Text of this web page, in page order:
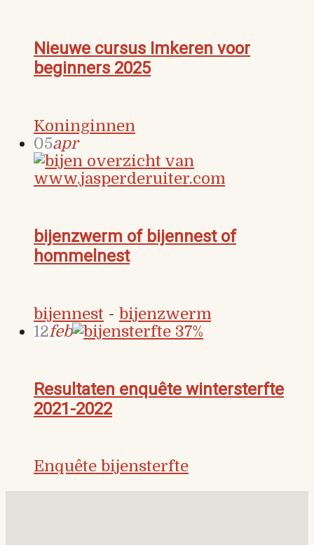
Nieuwe cursus Imkeren voor
beginners 2025
Koninginnen
05apr
bijenzwerm of bijennest of
hommelnest
bijennest - bijenzwerm
12feb
Resultaten enquête wintersterfte
2021-2022
Enquête bijensterfte